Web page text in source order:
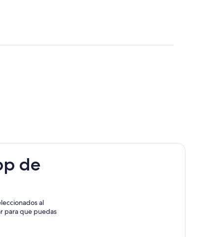
de
al
para que puedas